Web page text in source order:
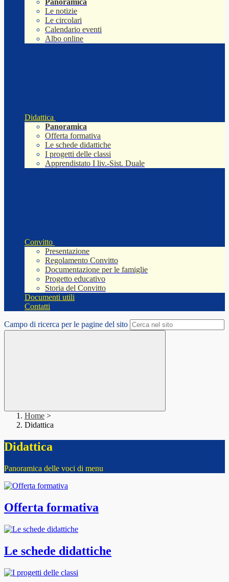
Panoramica
Le notizie
Le circolari
Calendario eventi
Albo online
Didattica
Panoramica
Offerta formativa
Le schede didattiche
I progetti delle classi
Apprendistato I liv.-Sist. Duale
Convitto
Presentazione
Regolamento Convitto
Documentazione per le famiglie
Progetto educativo
Storia del Convitto
Documenti utili
Contatti
Campo di ricerca per le pagine del sito
Home >
Didattica
Didattica
Panoramica delle voci di menu
Offerta formativa
Le schede didattiche